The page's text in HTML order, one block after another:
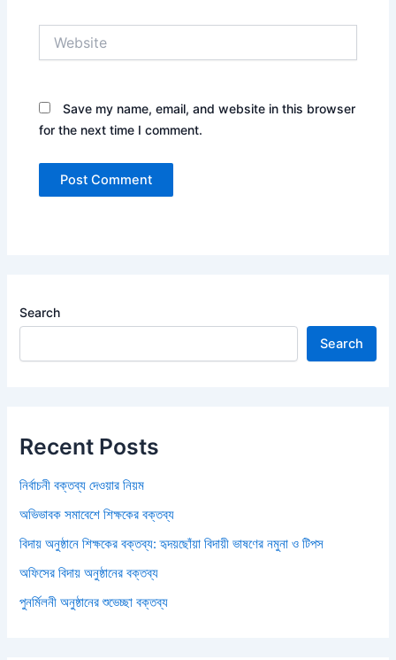
Save my name, email, and website in this browser
for the next time I comment.
Search
Search
Recent Posts
নির্বাচনী বক্তব্য দেওয়ার নিয়ম
অভিভাবক সমাবেশে শিক্ষকের বক্তব্য
বিদায় অনুষ্ঠানে শিক্ষকের বক্তব্য: হৃদয়ছোঁয়া বিদায়ী ভাষণের নমুনা ও টিপস
অফিসের বিদায় অনুষ্ঠানের বক্তব্য
পুনর্মিলনী অনুষ্ঠানের শুভেচ্ছা বক্তব্য